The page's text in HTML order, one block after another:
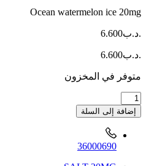
Ocean watermelon ice 20mg
.د.ب6.600
.د.ب6.600
متوفر في المخزون
كمية
Ocean
watermelon
إضافة إلى السلة
36000690